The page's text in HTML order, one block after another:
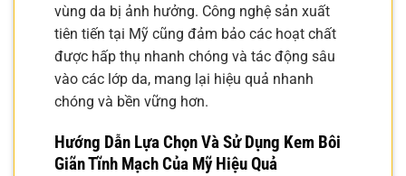
vùng da bị ảnh hưởng. Công nghệ sản xuất
tiên tiến tại Mỹ cũng đảm bảo các hoạt chất
được hấp thụ nhanh chóng và tác động sâu
vào các lớp da, mang lại hiệu quả nhanh
chóng và bền vững hơn.
Hướng Dẫn Lựa Chọn Và Sử Dụng Kem Bôi
Giãn Tĩnh Mạch Của Mỹ Hiệu Quả